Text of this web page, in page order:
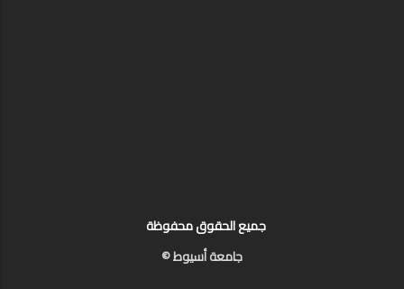
جميع الحقوق محفوظة
جامعة أسيوط ©